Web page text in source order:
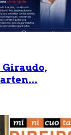
Giraudo,